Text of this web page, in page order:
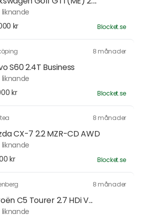
liknande
kr
Blocket.se
8 månader
S60 2.4T Business
liknande
kr
Blocket.se
8 månader
CX-7 2.2 MZR-CD AWD
liknande
kr
Blocket.se
8 månader
C5 Tourer 2.7 HDi V...
liknande